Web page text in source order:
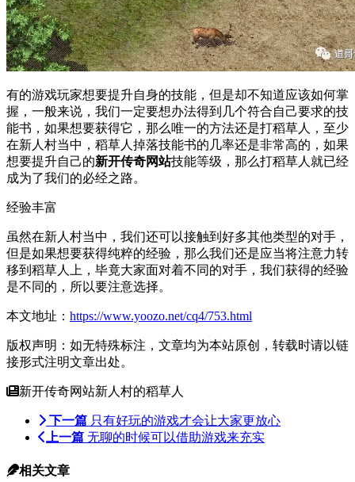
有的游戏玩家想要提升自身的技能，但是却不知道应该如何掌
握，一般来说，我们一定要想办法得到几个符合自己要求的技
能书，如果想要获得它，那么唯一的方法还是打稻草人，至少
在新人村当中，稻草人掉落技能书的几率还是非常高的，如果
想要提升自己的新开传奇网站技能等级，那么打稻草人就已经
成为了我们的必经之路。
经验丰富
虽然在新人村当中，我们还可以接触到好多其他类型的对手，
但是如果想要获得纯粹的经验，那么我们还是应当将注意力转
移到稻草人上，毕竟大家面对着不同的对手，我们获得的经验
是不同的，所以要注意选择。
本文地址： https://www.yoozo.net/cq4/753.html
版权声明：如无特殊标注，文章均为本站原创，转载时请以链
接形式注明文章出处。
新开传奇网站新人村的稻草人
下一篇 只有好玩的游戏才会让大家更放心
上一篇 无聊的时候可以借助游戏来充实
相关文章